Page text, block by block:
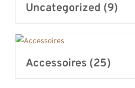
Uncategorized (9)
Accessoires (25)